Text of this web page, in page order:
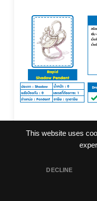
This website uses
DECLINE